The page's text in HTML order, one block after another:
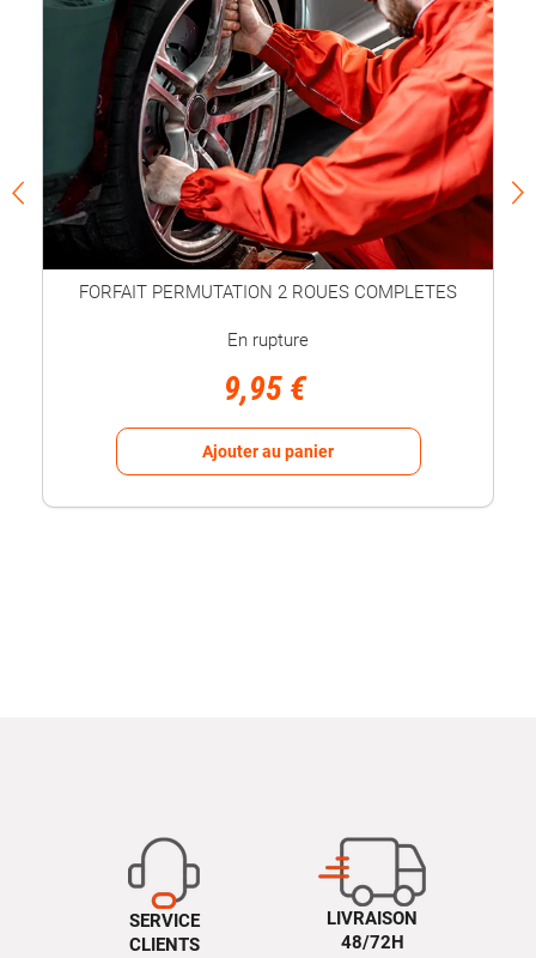
FORFAIT PERMUTATION 2 ROUES COMPLETES
En rupture
9,95 €
Ajouter au panier
SERVICE
CLIENTS
LIVRAISON
48/72H